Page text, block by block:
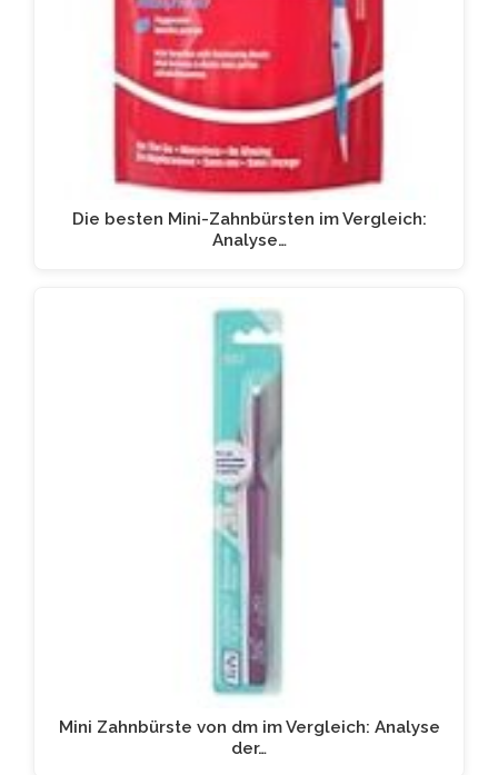
Die besten Mini-Zahnbürsten im Vergleich:
Analyse…
Mini Zahnbürste von dm im Vergleich: Analyse
der…